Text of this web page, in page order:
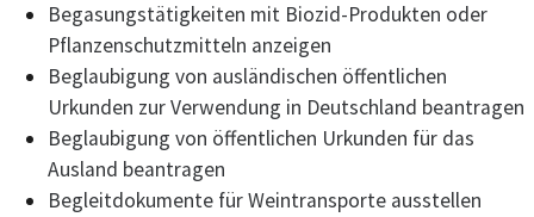
Begasungstätigkeiten mit Biozid-Produkten oder
Pflanzenschutzmitteln anzeigen
Beglaubigung von ausländischen öffentlichen
Urkunden zur Verwendung in Deutschland beantragen
Beglaubigung von öffentlichen Urkunden für das
Ausland beantragen
Begleitdokumente für Weintransporte ausstellen